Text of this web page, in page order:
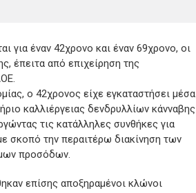
για έναν 42χρονο και έναν 69χρονο, οι
έπειτα από επιχείρηση της
ο 42χρονος είχε εγκαταστήσει μέσα
καλλιέργειας δενδρυλλίων κάνναβης
τις κατάλληλες συνθήκες για
σκοπό την περαιτέρω διακίνηση των
προσόδων.
επίσης αποξηραμένοι κλώνοι